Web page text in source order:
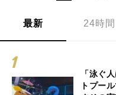
最新 24時間
「泳ぐ
トプー